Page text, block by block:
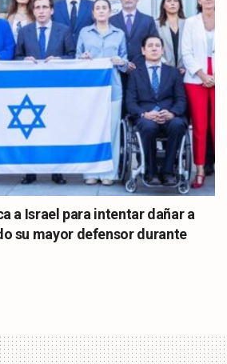
a Israel para intentar dañar a
su mayor defensor durante